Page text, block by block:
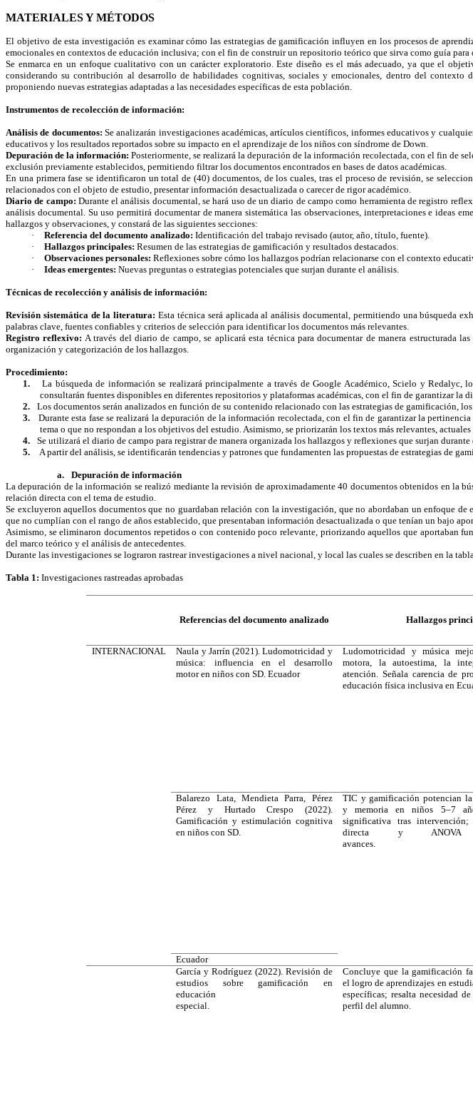
MATERIALES Y MÉTODOS
El objetivo de esta investigación es examinar cómo las estrategias de gamificación influyen en los procesos de
emocionales en contextos de educación inclusiva; con el fin de construir un repositorio teórico que sirva como guía
Se enmarca en un enfoque cualitativo con un carácter exploratorio. Este diseño es el más adecuado, ya que el
considerando su contribución al desarrollo de habilidades cognitivas, sociales y emocionales, dentro del
proponiendo nuevas estrategias adaptadas a las necesidades específicas de esta población.
Instrumentos de recolección de información:
Análisis de documentos: Se analizarán investigaciones académicas, artículos científicos, informes educativos y
educativos y los resultados reportados sobre su impacto en el aprendizaje de los niños con síndrome de Down.
Depuración de la información:Posteriormente, se realizará la depuración de la información recolectada, con el fin de
exclusión previamente establecidos, permitiendo filtrar los documentos encontrados en bases de datos académicas.
En una primera fase se identificaron un total de (40) documentos, de los cuales, tras el proceso de revisión, se
relacionados con el objeto de estudio, presentar información desactualizada o carecer de rigor académico.
Diario de campo: Durante el análisis documental, se hará uso de un diario de campo como herramienta de registro
análisis documental. Su uso permitirá documentar de manera sistemática las observaciones, interpretaciones e ideas
hallazgos y observaciones, y constará de las siguientes secciones:
·
Referencia del documento analizado: Identificación del trabajo revisado (autor, año, título, fuente).
·
Hallazgos principales: Resumen de las estrategias de gamificación y resultados destacados.
·
Observaciones personales: Reflexiones sobre cómo los hallazgos podrían relacionarse con el contexto
·
Ideas emergentes: Nuevas preguntas o estrategias potenciales que surjan durante el análisis.
Técnicas de recolección y análisis de información:
Revisión sistemática de la literatura:Esta técnica será aplicada al análisis documental, permitiendo una búsqueda
palabras clave, fuentes confiables y criterios de selección para identificar los documentos más relevantes.
Registro reflexivo: A través del diario de campo, se aplicará esta técnica para documentar de manera estructurada
organización y categorización de los hallazgos.
Procedimiento:
1.
La búsqueda de información se realizará principalmente a través de Google Académico, Scielo y
consultarán fuentes disponibles en diferentes repositorios y plataformas académicas, con el fin de garantizar la
2.
Los documentos serán analizados en función de su contenido relacionado con las estrategias de gamificación,
3.
Durante esta fase se realizará la depuración de la información recolectada, con el fin de garantizar la
tema o que no respondan a los objetivos del estudio. Asimismo, se priorizarán los textos más relevantes,
4.
Se utilizará el diario de campo para registrar de manera organizada los hallazgos y reflexiones que surjan durante
5.
A partir del análisis, se identificarán tendencias y patrones que fundamenten las propuestas de estrategias de
a.
Depuración de información
La depuración de la información se realizó mediante la revisión de aproximadamente 40 documentos obtenidos en la
relación directa con el tema de estudio.
Se excluyeron aquellos documentos que no guardaban relación con la investigación, que no abordaban un enfoque
que no cumplían con el rango de años establecido, que presentaban información desactualizada o que tenían un bajo
Asimismo, se eliminaron documentos repetidos o con contenido poco relevante, priorizando aquellos que aportaban
del marco teórico y el análisis de antecedentes.
Durante las investigaciones se lograron rastrear investigaciones a nivel nacional, y local las cuales se describen en la
Tabla 1: Investigaciones rastreadas aprobadas
Referencias del documento analizado Hallazgos
INTERNACIONAL
Naula y Jarrín (2021). Ludomotricidad y
música: influencia en el desarrollo
motor en niños con SD. Ecuador
Ludomotricidad y música
motora, la autoestima, la
atención. Señala carencia de
educación física
Balarezo Lata, Mendieta Parra, Pérez
Pérez y Hurtado Crespo (2022).
Gamificación y estimulación cognitiva
en niños con SD.
TIC y gamificación potencian
y memoria en niños 5–7
significativa tras
directa y
avances.
Ecuador
García y Rodríguez (2022). Revisión de
estudios sobre gamificación en
educación
especial.
Concluye que la gamificación
el logro de aprendizajes en
específicas; resalta necesidad
perfil del alumno.